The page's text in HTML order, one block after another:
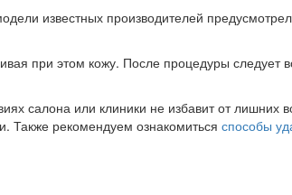
известных производителей
при этом кожу. После процедуры следует
салона или клиники не избавит от лишних
Также рекомендуем ознакомиться способы